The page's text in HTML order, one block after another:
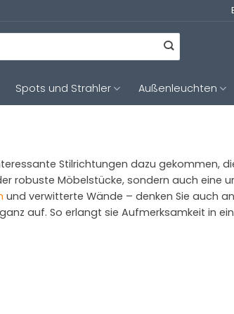
Spots und Strahler Außenleuchten
Stilrichtungen dazu gekommen,
robuste Möbelstücke, sondern auch eine
und verwitterte Wände – denken Sie auch
auf. So erlangt sie Aufmerksamkeit in